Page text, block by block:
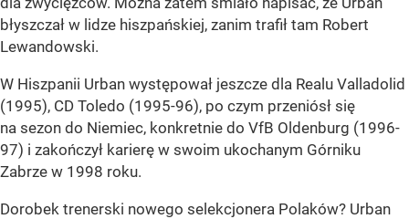
błyszczał w lidze hiszpańskiej, zanim trafił tam Robert
Lewandowski.
W Hiszpanii Urban występował jeszcze dla Realu Valladolid
(1995), CD Toledo (1995-96), po czym przeniósł się
na sezon do Niemiec, konkretnie do VfB Oldenburg (1996-
97) i zakończył karierę w swoim ukochanym Górniku
Zabrze w 1998 roku.
Dorobek trenerski nowego selekcjonera Polaków? Urban